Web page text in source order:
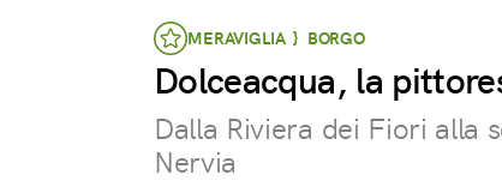
MERAVIGLIA } BORGO
Dolceacqua, la
Dalla Riviera dei Fiori alla
Nervia